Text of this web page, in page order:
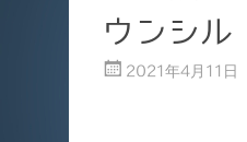
ウンシル
2021年4月11日